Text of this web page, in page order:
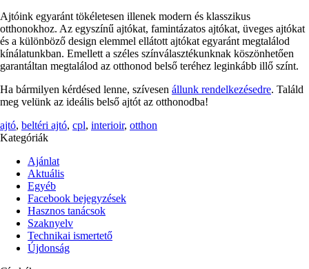
Ajtóink egyaránt tökéletesen illenek modern és klasszikus
otthonokhoz. Az egyszínű ajtókat, famintázatos ajtókat, üveges ajtókat
és a különböző design elemmel ellátott ajtókat egyaránt megtalálod
kínálatunkban. Emellett a széles színválasztékunknak köszönhetően
garantáltan megtalálod az otthonod belső teréhez leginkább illő színt.
Ha bármilyen kérdésed lenne, szívesen állunk rendelkezésedre. Találd
meg velünk az ideális belső ajtót az otthonodba!
ajtó, beltéri ajtó, cpl, interioir, otthon
Kategóriák
Ajánlat
Aktuális
Egyéb
Facebook bejegyzések
Hasznos tanácsok
Szaknyelv
Technikai ismertető
Újdonság